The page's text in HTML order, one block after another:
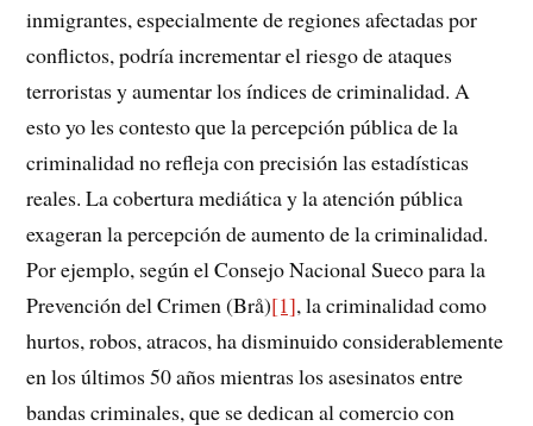
inmigrantes, especialmente de regiones afectadas por
conflictos, podría incrementar el riesgo de ataques
terroristas y aumentar los índices de criminalidad. A
esto yo les contesto que la percepción pública de la
criminalidad no refleja con precisión las estadísticas
reales. La cobertura mediática y la atención pública
exageran la percepción de aumento de la criminalidad.
Por ejemplo, según el Consejo Nacional Sueco para la
Prevención del Crimen (Brå)[1], la criminalidad como
hurtos, robos, atracos, ha disminuido considerablemente
en los últimos 50 años mientras los asesinatos entre
bandas criminales, que se dedican al comercio con